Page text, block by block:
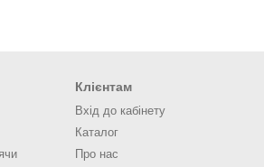
Клієнтам
Вхід до кабінету
Каталог
Про нас